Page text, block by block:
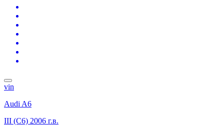
vin
Audi A6
III (C6) 2006 г.в.